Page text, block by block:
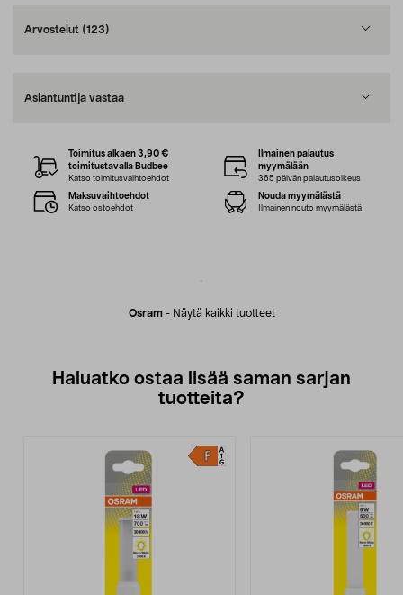
Arvostelut (123)
Asiantuntija vastaa
Osram- Näytä kaikki tuotteet
Toimitus alkaen 3,90 €
toimitustavalla Budbee
Katso toimitusvaihtoehdot
Ilmainen palautus
myymälään
365 päivän palautusoikeus
Maksuvaihtoehdot
Katso ostoehdot
Nouda myymälästä
Ilmainen nouto myymälästä
Haluatko ostaa lisää saman sarjan
tuotteita?